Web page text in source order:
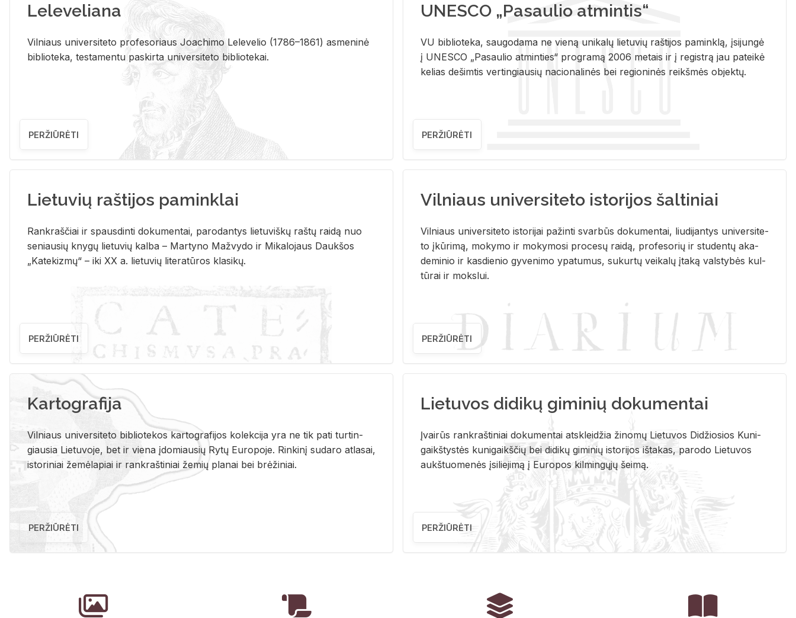
Leleveliana
Vil­niaus uni­ver­si­te­to pro­fe­so­riaus Jo­a­chi­mo Le­le­ve­lio (1786–1861) as­me­ni­nė
bi­b­lio­te­ka, te­sta­men­tu pa­skir­ta uni­ver­si­te­to bi­b­lio­te­kai.
PERŽIŪRĖTI
UNESCO „Pasaulio atmintis“
VU biblioteka, saugodama ne vieną unikalų lietuvių raštijos paminklą, įsijungė
į UNESCO „Pasaulio atminties“ programą 2006 metais ir į registrą jau pateikė
kelias dešimtis vertingiausių nacionalinės bei regioninės reikšmės objektų.
PERŽIŪRĖTI
Lietuvių raštijos paminklai
Rank­raš­čiai ir spaus­din­ti do­ku­men­tai, pa­ro­dan­tys lie­tu­viš­kų raš­tų rai­dą nuo
se­niau­sių kny­gų lie­tu­vių kal­ba – Mar­ty­no Ma­žvy­do ir Mi­ka­lo­jaus Dauk­šos
„Ka­te­kiz­mų“ – iki XX a. lie­tu­vių li­te­ra­tū­ros kla­si­kų.
PERŽIŪRĖTI
Vilniaus universiteto istorijos šaltiniai
Vil­niaus uni­ver­si­te­to is­to­ri­jai pa­žin­ti svar­būs do­ku­men­tai, liu­di­jan­tys uni­ver­si­te­
to įkū­ri­mą, mo­ky­mo ir mo­ky­mo­si pro­ce­sų rai­dą, pro­fe­so­rių ir stu­den­tų aka­
de­mi­nio ir kas­die­nio gy­ve­ni­mo ypa­tu­mus, su­kur­tų vei­ka­lų įta­ką vals­ty­bės kul­
tū­rai ir moks­lui.
PERŽIŪRĖTI
Kartografija
Vil­niaus uni­ver­si­te­to bi­b­lio­te­kos kar­to­gra­fi­jos ko­lek­ci­ja yra ne tik pati tur­tin­
giau­sia Lie­tu­vo­je, bet ir vie­na įdo­miau­sių Rytų Eu­ro­po­je. Rin­ki­nį su­da­ro at­la­sai,
is­to­ri­niai že­mė­la­piai ir rank­raš­ti­niai že­mių pla­nai bei brė­ži­niai.
PERŽIŪRĖTI
Lietuvos didikų giminių dokumentai
Įvai­rūs rank­raš­ti­niai do­ku­men­tai at­sklei­džia ži­no­mų Lie­tu­vos Di­džio­sios Ku­ni­
gaikš­tys­tės ku­ni­gaikš­čių bei di­di­kų gi­mi­nių is­to­ri­jos iš­ta­kas, pa­ro­do Lie­tu­vos
aukš­tuo­me­nės įsi­lie­ji­mą į Eu­ro­pos kil­min­gų­jų šei­mą.
PERŽIŪRĖTI